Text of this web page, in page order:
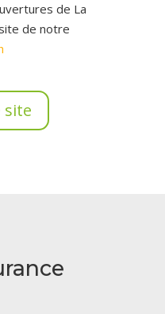
de La
de notre
site